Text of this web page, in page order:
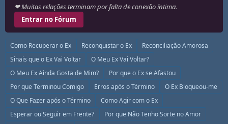
❤ Muitas relações terminam por falta de conexão íntima.
Entrar no Fórum
Como Recuperar o Ex Reconquistar o Ex
Reconciliação Amorosa
Sinais que o Ex Vai Voltar
O Meu Ex Vai Voltar?
O Meu Ex Ainda Gosta de Mim?
Por que o Ex se Afastou
Por que Terminou Comigo
Erros após o Término
O Ex Bloqueou-me
O Que Fazer após o Término
Como Agir com o Ex
Esperar ou Seguir em Frente?
Por que Não Tenho Sorte no Amor